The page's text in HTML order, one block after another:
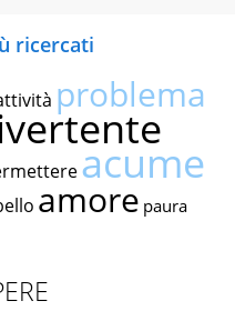
ricercati
problema
acume
amore paura